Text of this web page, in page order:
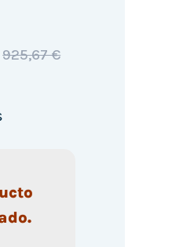
925,67 €